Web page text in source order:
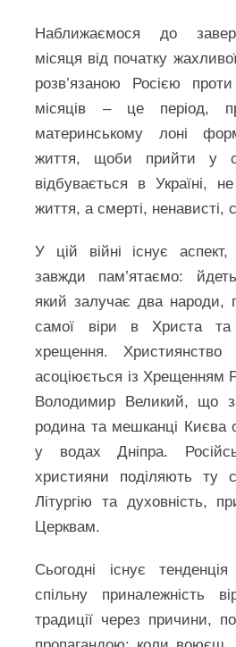
Наближаємося до
місяця від початку
розв’язаною Росією
місяців – це період,
материнському лоні
життя, щоби прийти у
відбувається в Україні,
життя, а смерті, ненависті,
У цій війні існує
завжди пам’ятаємо:
який залучає два народи,
самої віри в Христа
хрещення.
асоціюється із Хрещенням
Володимир Великий, що
родина та мешканці Києва
у водах Дніпра.
християни поділяють ту
Літургію та духовність,
Церквам.
Сьогодні існує
спільну приналежність
традиції через причини,